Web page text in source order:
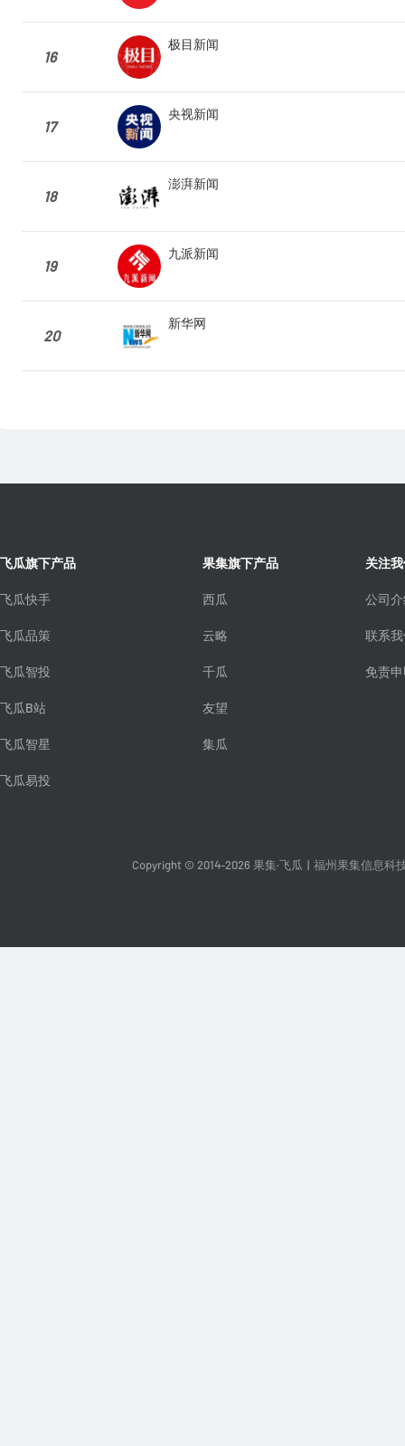
16
极目新闻
17
央视新闻
18
澎湃新闻
19
九派新闻
20
新华网
飞瓜旗下产品
飞瓜快手
飞瓜品策
飞瓜智投
飞瓜B站
飞瓜智星
飞瓜易投
果集旗下产品
西瓜
云略
千瓜
友望
集瓜
关注
公司
联系
免责
Copyright © 2014-2026 果集·飞瓜 福州果集信息科